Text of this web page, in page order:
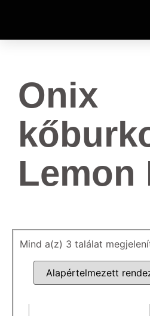
Onix
Lemon
Mind a(z) 3 találat